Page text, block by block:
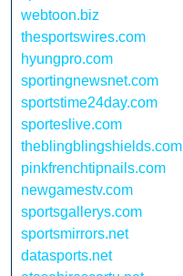
webtoon.biz
thesportswires.com
hyungpro.com
sportingnewsnet.com
sportstime24day.com
sporteslive.com
theblingblingshields.com
pinkfrenchtipnails.com
newgamestv.com
sportsgallerys.com
sportsmirrors.net
datasports.net